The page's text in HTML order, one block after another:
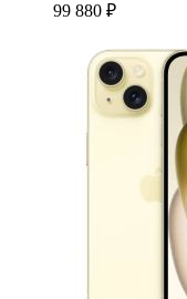
99 880 ₽